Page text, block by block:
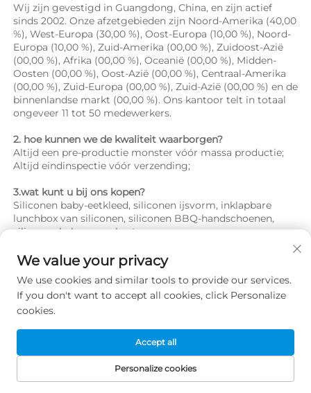
Wij zijn gevestigd in Guangdong, China, en zijn actief
sinds 2002. Onze afzetgebieden zijn Noord-Amerika (40,00
%), West-Europa (30,00 %), Oost-Europa (10,00 %), Noord-
Europa (10,00 %), Zuid-Amerika (00,00 %), Zuidoost-Azië
(00,00 %), Afrika (00,00 %), Oceanië (00,00 %), Midden-
Oosten (00,00 %), Oost-Azië (00,00 %), Centraal-Amerika
(00,00 %), Zuid-Europa (00,00 %), Zuid-Azië (00,00 %) en de
binnenlandse markt (00,00 %). Ons kantoor telt in totaal
ongeveer 11 tot 50 medewerkers.
2. hoe kunnen we de kwaliteit waarborgen?
Altijd een pre-productie monster vóór massa productie;
Altijd eindinspectie vóór verzending;
3.wat kunt u bij ons kopen?
Siliconen baby-eetkleed, siliconen ijsvorm, inklapbare
lunchbox van siliconen, siliconen BBQ-handschoenen,
siliconen babyvoorschort
4. waarom moet u bij ons kopen en niet bij andere
Meer dan 22 jaar ervaring in OEM- en ODM-ontwerp en -
ontwikkeling van siliconenproducten; gecertificeerd
volgens ISO 9001 en ISO 14001; geslaagd voor de SEDEX-
5. welke diensten kunnen we bieden?
Geaccepteerde leveringsvoorwaarden: FOB, CIF, EXW, CIP,
We value your privacy
We use cookies and similar tools to provide our services.
If you don't want to accept all cookies, click Personalize
cookies.
Personalize cookies
Accept all